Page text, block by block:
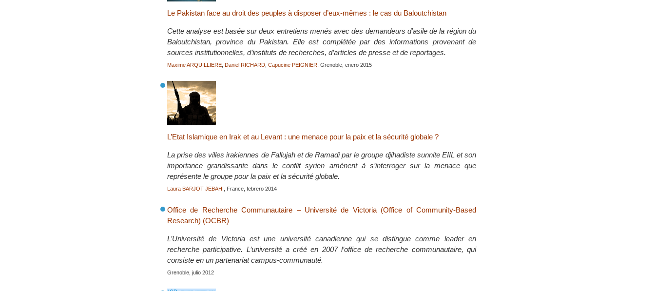
Le Pakistan face au droit des peuples à disposer d’eux-mêmes : le cas du Baloutchistan
Cette analyse est basée sur deux entretiens menés avec des demandeurs d’asile de la région du
Baloutchistan, province du Pakistan. Elle est complétée par des informations provenant de
sources institutionnelles, d’instituts de recherches, d’articles de presse et de reportages.
Maxime ARQUILLIERE Daniel RICHARD Capucine PEIGNIER , Grenoble, enero 2015
L’Etat Islamique en Irak et au Levant : une menace pour la paix et la sécurité globale ?
La prise des villes irakiennes de Fallujah et de Ramadi par le groupe djihadiste sunnite EIIL et son
importance grandissante dans le conflit syrien amènent à s’interroger sur la menace que
représente le groupe pour la paix et la sécurité globale.
Laura BARJOT JEBAHI , France, febrero 2014
Office de Recherche Communautaire – Université de Victoria (Office of Community-Based
Research) (OCBR)
L’Université de Victoria est une université canadienne qui se distingue comme leader en
recherche participative. L’université a créé en 2007 l’office de recherche communautaire, qui
consiste en un partenariat campus-communauté.
Grenoble, julio 2012